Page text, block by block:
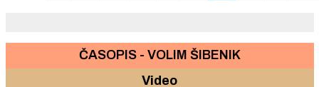
ČASOPIS - VOLIM ŠIBENIK
Video